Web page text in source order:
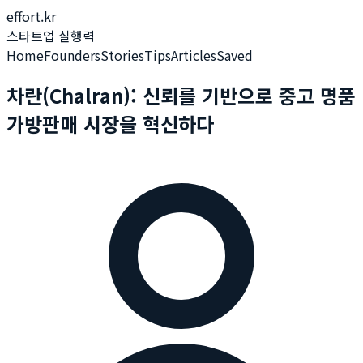
effort.kr
스타트업 실행력
HomeFoundersStoriesTipsArticlesSaved
차란(Chalran): 신뢰를 기반으로 중고 명품
가방판매 시장을 혁신하다